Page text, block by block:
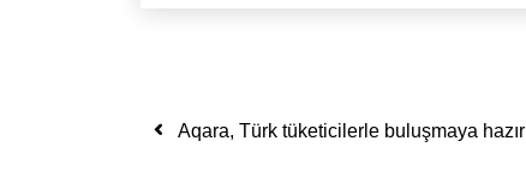
Yazı dolaşımı
Aqara, Türk tüketicilerle buluşmaya hazır